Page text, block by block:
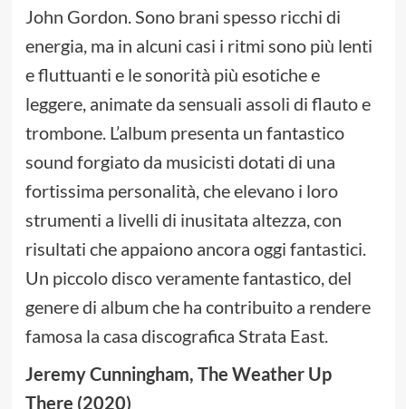
John Gordon. Sono brani spesso ricchi di
energia, ma in alcuni casi i ritmi sono più lenti
e fluttuanti e le sonorità più esotiche e
leggere, animate da sensuali assoli di flauto e
trombone. L’album presenta un fantastico
sound forgiato da musicisti dotati di una
fortissima personalità, che elevano i loro
strumenti a livelli di inusitata altezza, con
risultati che appaiono ancora oggi fantastici.
Un piccolo disco veramente fantastico, del
genere di album che ha contribuito a rendere
famosa la casa discografica Strata East.
Jeremy Cunningham, The Weather Up
There (2020)